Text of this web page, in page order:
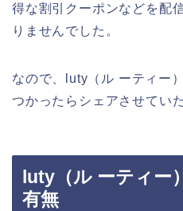
得な割引クーポンなどを配
りませんでした。
なので、luty（ル ーティー
つかったらシェアさせてい
luty（ル ーティー
有無